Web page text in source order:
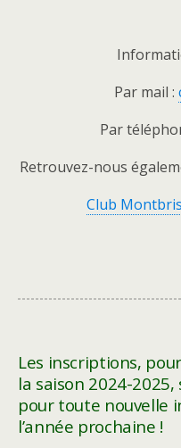
Par mail :
Par
Retrouvez-nous
Club
Les inscriptions,
la saison 2024-
pour toute nouvelle
l’année prochaine !